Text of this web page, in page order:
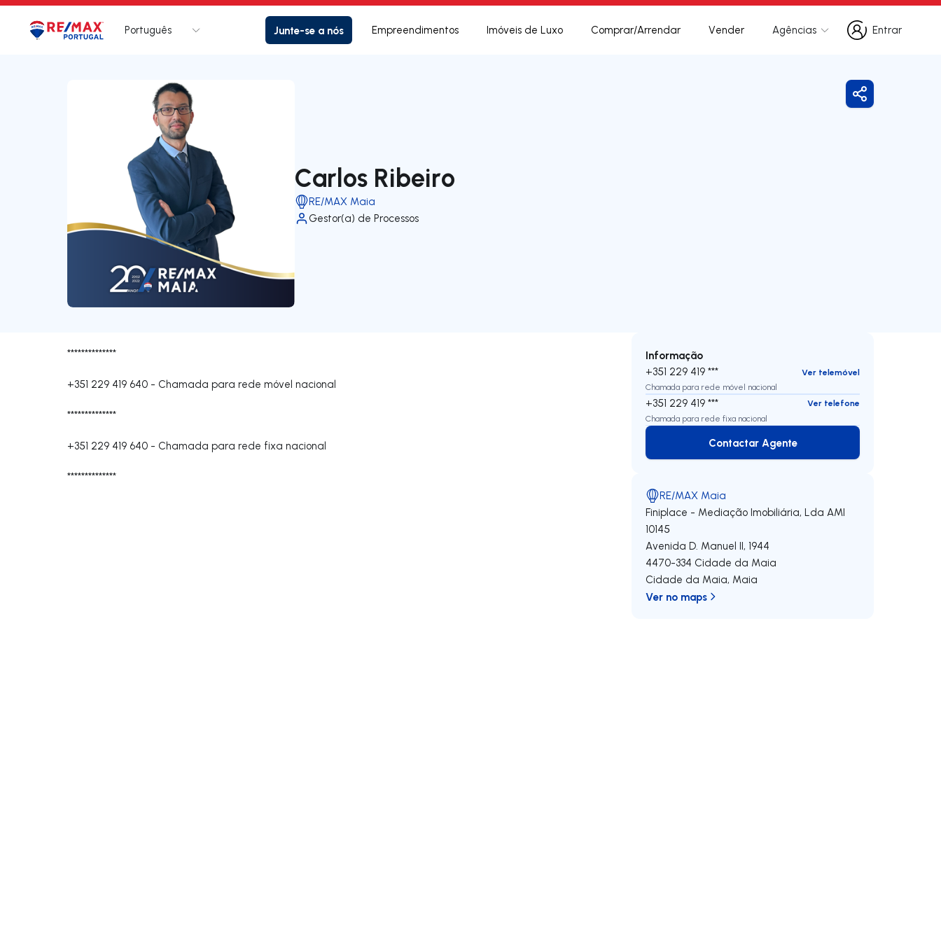
Logo Ir para página inicial
Português Junte-se a nós Empreendimentos Imóveis de Luxo Comprar/Arrendar Vender Agências
Entrar
Entrar
Carlos Ribeiro
RE/MAX Maia
Gestor(a) de Processos
Partilhar
**************
+351 229 419 640 - Chamada para rede móvel nacional
**************
+351 229 419 640 - Chamada para rede fixa nacional
**************
Informação
+351 229 419 ***
Ver telemóvel
Chamada para rede móvel nacional
+351 229 419 ***
Ver telefone
Chamada para rede fixa nacional
Contactar Agente
Contactar Agente
RE/MAX Maia
Finiplace - Mediação Imobiliária, Lda AMI
10145
Avenida D. Manuel II, 1944
4470-334 Cidade da Maia
Cidade da Maia, Maia
Ver no maps